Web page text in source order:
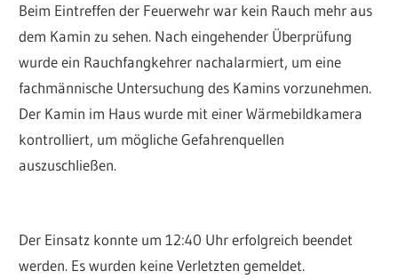
Beim Eintreffen der Feuerwehr war kein Rauch mehr aus
dem Kamin zu sehen. Nach eingehender Überprüfung
wurde ein Rauchfangkehrer nachalarmiert, um eine
fachmännische Untersuchung des Kamins vorzunehmen.
Der Kamin im Haus wurde mit einer Wärmebildkamera
kontrolliert, um mögliche Gefahrenquellen
auszuschließen.
Der Einsatz konnte um 12:40 Uhr erfolgreich beendet
werden. Es wurden keine Verletzten gemeldet.